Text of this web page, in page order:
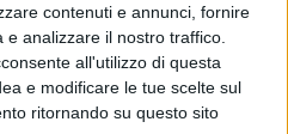
contenuti e annunci, fornire
analizzare il nostro traffico.
all'utilizzo di questa
e modificare le tue scelte sul
ritornando su questo sito
occorre muoversi con
delle carriere, la
e i nuovi meccanismi
valutati per gli